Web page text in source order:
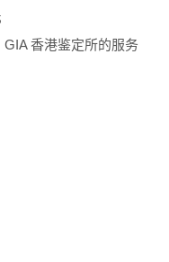
香港鉴定所的服务